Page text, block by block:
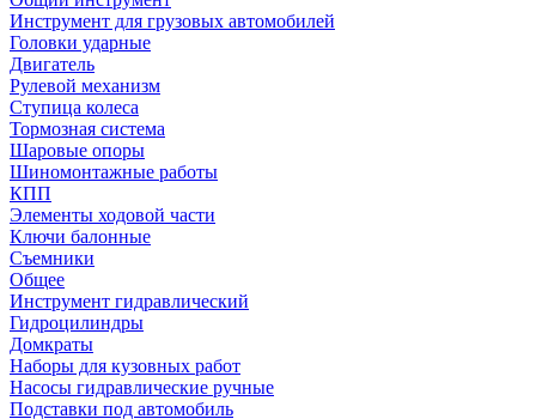
Инструмент для грузовых автомобилей
Головки ударные
Двигатель
Рулевой механизм
Ступица колеса
Тормозная система
Шаровые опоры
Шиномонтажные работы
КПП
Элементы ходовой части
Ключи балонные
Съемники
Общее
Инструмент гидравлический
Гидроцилиндры
Домкраты
Наборы для кузовных работ
Насосы гидравлические ручные
Подставки под автомобиль